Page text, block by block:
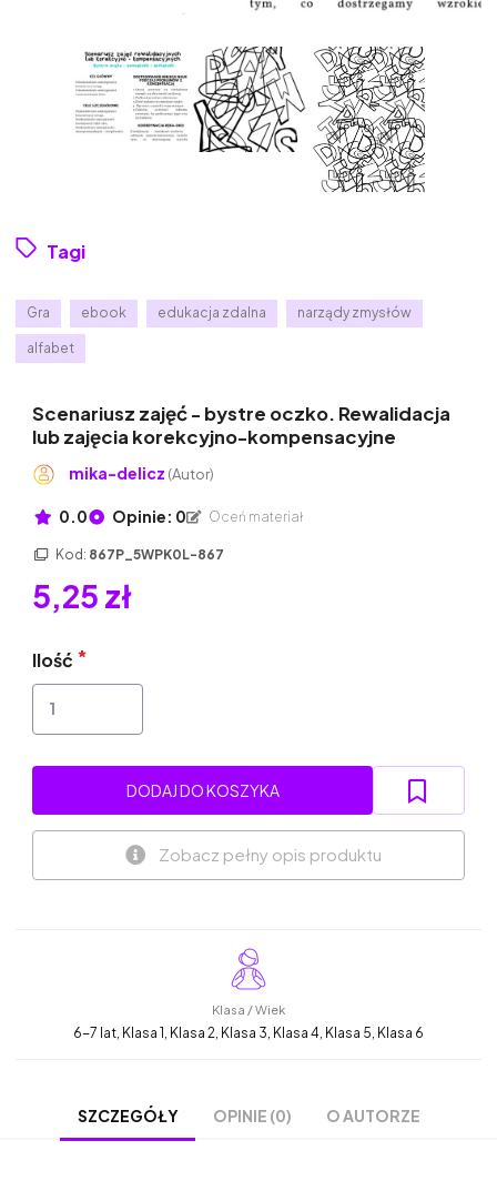
Tagi
Gra ebook edukacja zdalna narządy zmysłów
alfabet
Scenariusz zajęć - bystre oczko. Rewalidacja
lub zajęcia korekcyjno-kompensacyjne
mika-delicz (Autor)
0.0 Opinie: 0 Oceń materiał
Kod: 867P_5WPK0L-867
5,25 zł
Ilość
DODAJ DO KOSZYKA
Zobacz pełny opis produktu
Klasa / Wiek
6-7 lat, Klasa 1, Klasa 2, Klasa 3, Klasa 4, Klasa 5, Klasa 6
SZCZEGÓŁY OPINIE (0) O AUTORZE